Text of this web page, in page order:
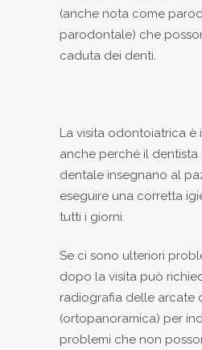
(anche nota come
parodontale) che
caduta dei denti.
La visita odontoiatrica è
anche perché il dentista
dentale insegnano al
eseguire una corretta
tutti i giorni.
Se ci sono ulteriori
dopo la visita può
radiografia delle arcate
(ortopanoramica) per
problemi che non